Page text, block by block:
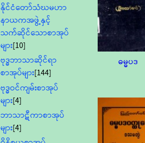
နိုင်ငံတော်သံဃမဟာ
နာယကအဖွဲ့နှင့်
သက်ဆိုင်သောစာအုပ်
များ[10]
ဗုဒ္ဓဘာသာဆိုင်ရာ
စာအုပ်များ[144]
ဗုဒ္ဓဝင်ကျမ်းစာအုပ်
များ[4]
ဘာသာဋီကာစာအုပ်
များ[4]
ဓမ္မပဒ